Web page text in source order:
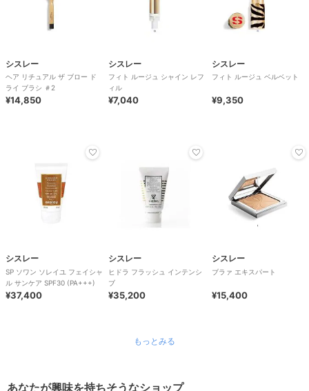
シスレー
ヘア リチュアル ザ ブロー ド
ライ ブラシ ＃2
¥14,850
シスレー
フィト ルージュ シャイン レフ
ィル
¥7,040
シスレー
フィト ルージュ ベルベット
¥9,350
シスレー
SP ソワン ソレイユ フェイシャ
ル サンケア SPF30 (PA+++)
¥37,400
シスレー
ヒドラ フラッシュ インテンシ
ブ
¥35,200
シスレー
ブラァ エキスパート
¥15,400
もっとみる
あなたが興味を持ちそうなショップ